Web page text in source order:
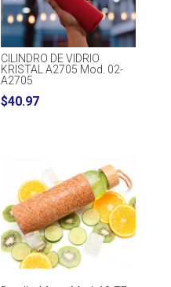
CILINDRO DE VIDRIO
KRISTAL A2705 Mod. 02-
A2705
$40.97